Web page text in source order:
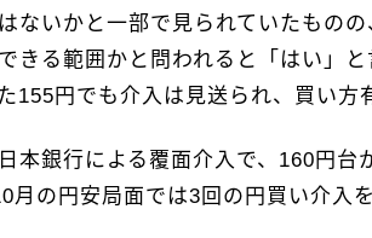
ないかと一部で見られていたもの
きる範囲かと問われると「はい」
155円でも介入は見送られ、買い方
本銀行による覆面介入で、160円
月の円安局面では3回の円買い介入